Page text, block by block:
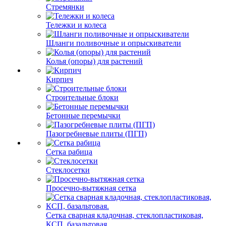
Стремянки
Тележки и колеса
Шланги поливочные и опрыскиватели
Колья (опоры) для растений
Кирпич
Строительные блоки
Бетонные перемычки
Пазогребневые плиты (ПГП)
Сетка рабица
Стеклосетки
Просечно-вытяжная сетка
Сетка сварная кладочная, стеклопластиковая,
КСП, базальтовая.